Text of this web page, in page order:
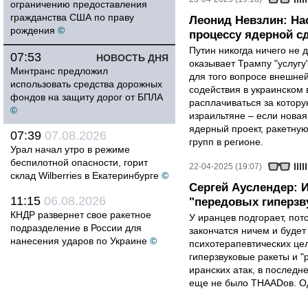
ограничению предоставления
гражданства США по праву
рождения ©
НОВОСТЬ ДНЯ
07:53
Минтранс предложил
использовать средства дорожных
фондов на защиту дорог от БПЛА
©
07:39 07.08.2026
Урал начал утро в режиме
беспилотной опасности, горит
склад Wilberries в Екатеринбурге ©
11:15 06.08.2026
КНДР развернет свое ракетное
подразделение в России для
нанесения ударов по Украине ©
Леонид Невзлин:
процессу ядерной
Путин никогда ничего не
оказывает Трампу
для того вопросе
содействия в
расплачиваться за
израильтяне – если
ядерный проект,
групп в регионе.
22-04-2025 (19:07)
Сергей Ауслендер:
"передовых
У иранцев подгорает,
закончатся ничем и
психотерапевтических
гиперзвуковые ракеты и
иранских атак, в
еще не было THAADов.